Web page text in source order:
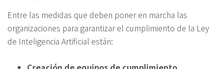
Entre las medidas que deben poner en marcha las
organizaciones para garantizar el cumplimiento de la Ley
de Inteligencia Artificial están: